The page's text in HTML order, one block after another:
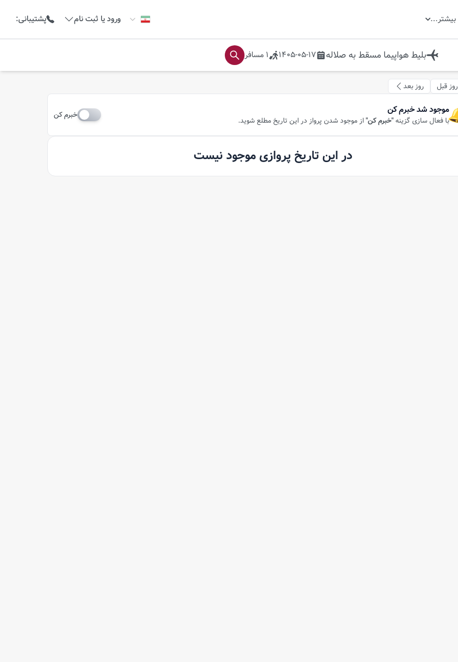
بیشتر... ورود یا ثبت نام پشتیبانی:
بلیط هواپیما مسقط به صلاله 1405-05-17
1 مسافر
روز قبل روز بعد
موجود شد خبرم کن
با فعال سازی گزینه"خبرم کن"از موجود شدن پرواز در این تاریخ مطلع شوید.
خبرم کن
در این تاریخ پروازی موجود نیست